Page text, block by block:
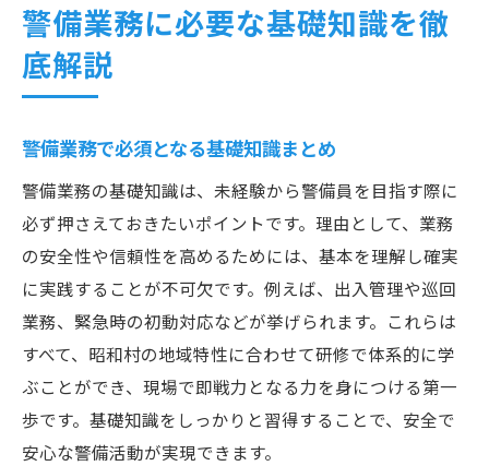
警備業務に必要な基礎知識を徹
底解説
警備業務で必須となる基礎知識まとめ
警備業務の基礎知識は、未経験から警備員を目指す際に
必ず押さえておきたいポイントです。理由として、業務
の安全性や信頼性を高めるためには、基本を理解し確実
に実践することが不可欠です。例えば、出入管理や巡回
業務、緊急時の初動対応などが挙げられます。これらは
すべて、昭和村の地域特性に合わせて研修で体系的に学
ぶことができ、現場で即戦力となる力を身につける第一
歩です。基礎知識をしっかりと習得することで、安全で
安心な警備活動が実現できます。